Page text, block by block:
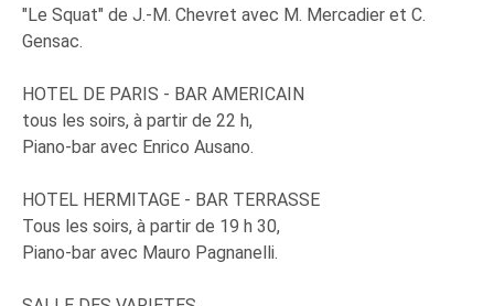
"Le Squat" de J.-M. Chevret avec M. Mercadier et C.
Gensac.
HOTEL DE PARIS - BAR AMERICAIN
tous les soirs, à partir de 22 h,
Piano-bar avec Enrico Ausano.
HOTEL HERMITAGE - BAR TERRASSE
Tous les soirs, à partir de 19 h 30,
Piano-bar avec Mauro Pagnanelli.